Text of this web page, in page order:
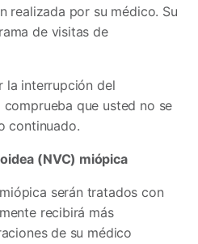
realizada por su médico. Su
de visitas de
la interrupción del
que usted no se
continuado.
(NVC) miópica
serán tratados con
recibirá más
de su médico